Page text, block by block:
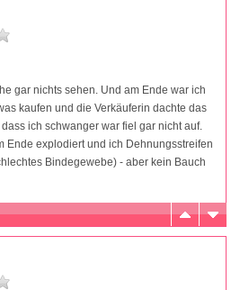
gar nichts sehen. Und am Ende war ich
kaufen und die Verkäuferin dachte das
ich schwanger war fiel gar nicht auf.
Ende explodiert und ich Dehnungsstreifen
Bindegewebe) - aber kein Bauch